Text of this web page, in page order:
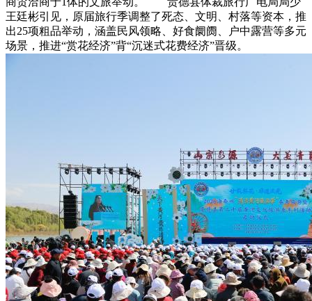
王廷彬引见，原届旅行季调整了死态、文明、村落等资本，推
出25项粗品举动，涵盖民风领略、好食阛阓、户中露营等多元
场景，推进“赏花经济”背“沉迷式花费经济”晋级。